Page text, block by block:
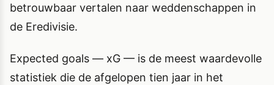
betrouwbaar vertalen naar weddenschappen in
de Eredivisie.
Expected goals — xG — is de meest waardevolle
statistiek die de afgelopen tien jaar in het